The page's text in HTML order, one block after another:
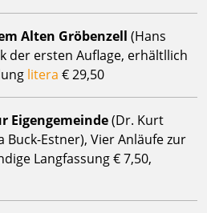
Alten Gröbenzell (Hans
der ersten Auflage, erhältllich
litera € 29,50
Eigengemeinde(Dr. Kurt
Estner), Vier Anläufe zur
Langfassung € 7,50,